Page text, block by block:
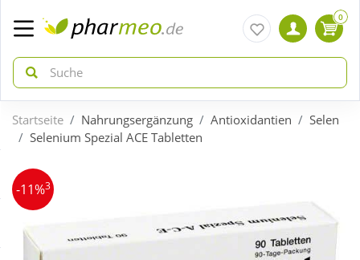
zurück
ÜBERSICHT AKTIONEN
zurück
ÜBERSICHT KATEGORIEN
0
Startseite Nahrungsergänzung Antioxidantien
Selen
Selenium Spezial ACE Tabletten
-11%3